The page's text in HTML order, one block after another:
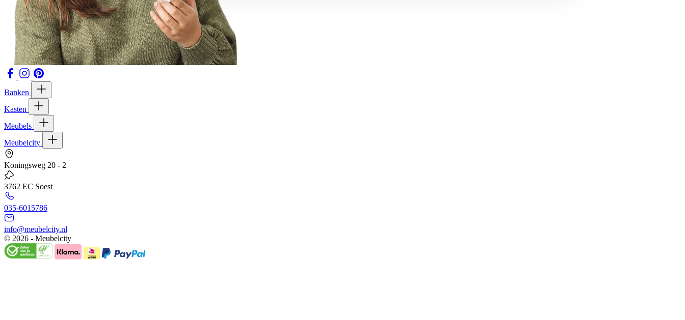
Banken
Kasten
Meubels
Meubelcity
Koningsweg 20 - 2
3762 EC Soest
035-6015786
info@meubelcity.nl
© 2026 - Meubelcity